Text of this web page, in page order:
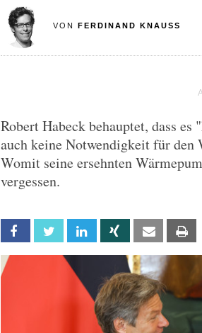
VON FERDINAND KNAUSS
Robert Habeck behauptet, dass
auch keine Notwendigkeit für
Womit seine ersehnten
vergessen.
Facebook Twitter Linkedin Xing Email